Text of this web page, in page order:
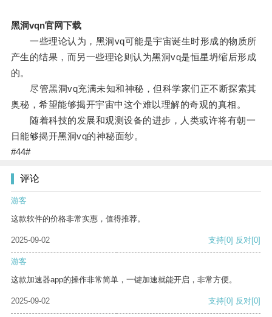
黑洞vqn官网下载
一些理论认为，黑洞vq可能是宇宙诞生时形成的物质所
产生的结果，而另一些理论则认为黑洞vq是恒星坍缩后形成
的。
尽管黑洞vq充满未知和神秘，但科学家们正不断探索其
奥秘，希望能够揭开宇宙中这个难以理解的奇观的真相。
随着科技的发展和观测设备的进步，人类或许将有朝一
日能够揭开黑洞vq的神秘面纱。
#44#
评论
游客
这款软件的价格非常实惠，值得推荐。
2025-09-02 支持[0] 反对[0]
游客
这款加速器app的操作非常简单，一键加速就能开启，非常方便。
2025-09-02 支持[0] 反对[0]